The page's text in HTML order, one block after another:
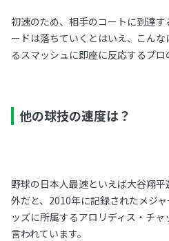
初速のため、相手のコートに到達
ードは落ちていくとはいえ、こん
るスマッシュに即座に反応するプロ
他の球技の速度は？
野球の日本人最速といえば大谷翔
外だと、2010年に記録されたメジ
ッズに所属するアロリディス・チ
言われています。